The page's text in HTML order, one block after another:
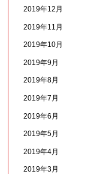
2019年12月
2019年11月
2019年10月
2019年9月
2019年8月
2019年7月
2019年6月
2019年5月
2019年4月
2019年3月